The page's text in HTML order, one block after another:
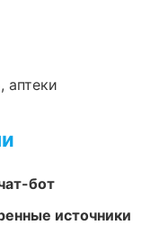
аптеки
бот
источники